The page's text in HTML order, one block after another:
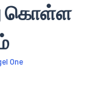
கொள்ள
One